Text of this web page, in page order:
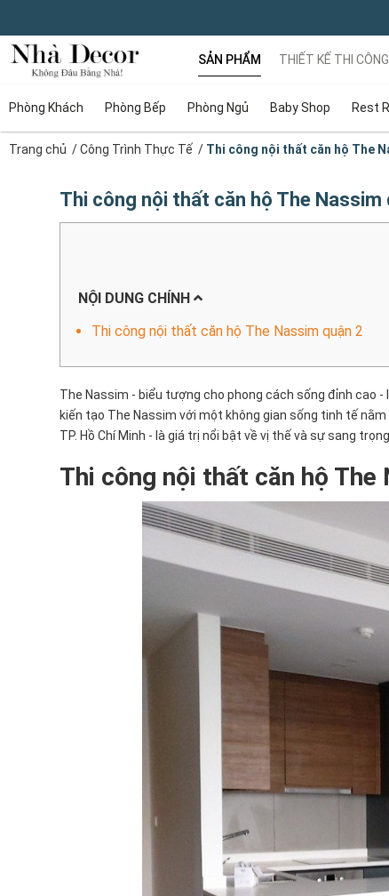
SẢN PHẨM
Phòng Khách Phòng Bếp Phòng Ngủ Baby Shop Rest
THIẾT KẾ THI CÔNG
Trang chủ /Công Trình Thực Tế / Thi công nội thất căn hộ The
Thi công nội thất căn hộ The Nassim
NỘI DUNG CHÍNH
Thi công nội thất căn hộ The Nassim quận 2
The Nassim - biểu tượng cho phong cách sống đỉnh cao
kiến tạo The Nassim với một không gian sống tinh tế
TP. Hồ Chí Minh - là giá trị nổi bật về vị thế và sự sang
Thi công nội thất căn hộ The